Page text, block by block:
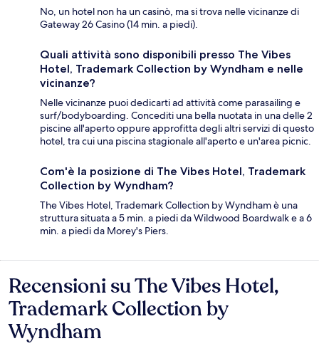
No, un hotel non ha un casinò, ma si trova nelle vicinanze di
Gateway 26 Casino (14 min. a piedi).
Quali attività sono disponibili presso The Vibes
Hotel, Trademark Collection by Wyndham e nelle
vicinanze?
Nelle vicinanze puoi dedicarti ad attività come parasailing e
surf/bodyboarding. Concediti una bella nuotata in una delle 2
piscine all'aperto oppure approfitta degli altri servizi di questo
hotel, tra cui una piscina stagionale all'aperto e un'area picnic.
Com'è la posizione di The Vibes Hotel, Trademark
Collection by Wyndham?
The Vibes Hotel, Trademark Collection by Wyndham è una
struttura situata a 5 min. a piedi da Wildwood Boardwalk e a 6
min. a piedi da Morey's Piers.
Recensioni
Recensioni su The Vibes Hotel,
Trademark Collection by
Wyndham